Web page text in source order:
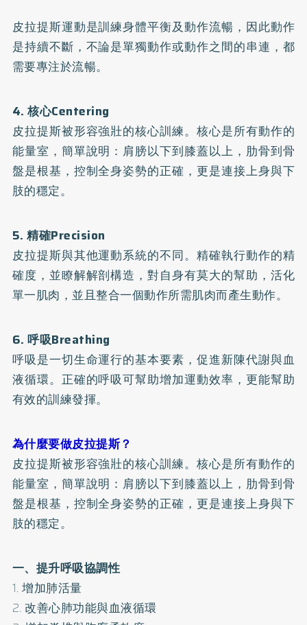
皮拉提斯運動是訓練身體平衡及動作流暢，因此動作
是持續不斷，不論是單獨動作或動作之間的串連，都
需要專注於流暢。
4. 核心Centering
皮拉提斯被形容強壯的核心訓練。核心是所有動作的
能量室，簡單說明：肩膀以下到膝蓋以上，肋骨到骨
盤是根基，控制全身姿勢的正確，更是連接上身與下
肢的穩定。
5. 精確Precision
皮拉提斯與其他運動系統的不同。精確執行動作的精
確度，並瞭解解剖構造，對自身有莫大的幫助，活化
單一肌肉，並且整合一個動作所需肌肉而產生動作。
6. 呼吸Breathing
呼吸是一切生命運行的基本要素，促進新陳代謝與血
液循環。正確的呼吸可幫助增加運動效率，更能幫助
有效的訓練發揮。
為什麼要做皮拉提斯？
皮拉提斯被形容強壯的核心訓練。核心是所有動作的
能量室，簡單說明：肩膀以下到膝蓋以上，肋骨到骨
盤是根基，控制全身姿勢的正確，更是連接上身與下
肢的穩定。
一、提升呼吸協調性
1. 增加肺活量
2. 改善心肺功能與血液循環